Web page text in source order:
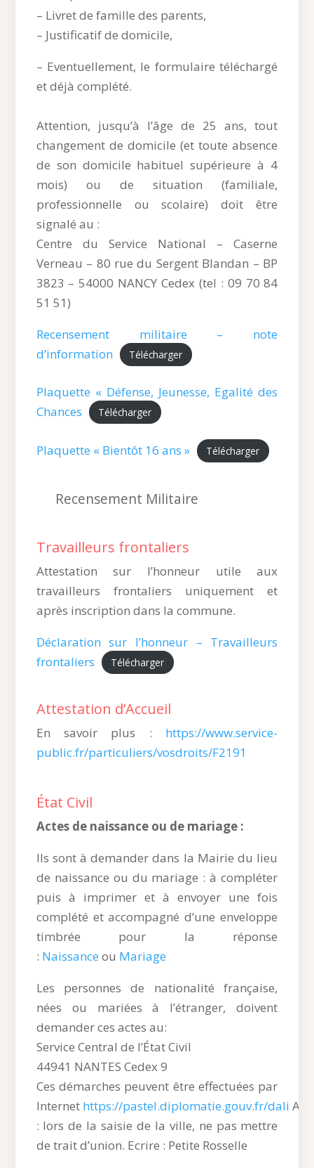
– Livret de famille des parents,
– Justificatif de domicile,
– Eventuellement, le formulaire téléchargé
et déjà complété.
Attention, jusqu’à l’âge de 25 ans, tout
changement de domicile (et toute absence
de son domicile habituel supérieure à 4
mois) ou de situation (familiale,
professionnelle ou scolaire) doit être
signalé au :
Centre du Service National – Caserne
Verneau – 80 rue du Sergent Blandan – BP
3823 – 54000 NANCY Cedex (tel : 09 70 84
51 51)
Recensement militaire – note
d’information
Télécharger
Plaquette « Défense, Jeunesse, Egalité des
Chances
Télécharger
Plaquette « Bientôt 16 ans » Télécharger
Recensement Militaire
Travailleurs frontaliers
Attestation sur l’honneur utile aux
travailleurs frontaliers uniquement et
après inscription dans la commune.
Déclaration sur l’honneur – Travailleurs
frontaliers
Télécharger
Attestation d’Accueil
En savoir plus : https://www.service-
public.fr/particuliers/vosdroits/F2191
État Civil
Actes de naissance ou de mariage :
Ils sont à demander dans la Mairie du lieu
de naissance ou du mariage : à compléter
puis à imprimer et à envoyer une fois
complété et accompagné d’une enveloppe
timbrée pour la réponse
: Naissance ou Mariage
Les personnes de nationalité française,
nées ou mariées à l’étranger, doivent
demander ces actes au:
Service Central de l’État Civil
44941 NANTES Cedex 9
Ces démarches peuvent être effectuées par
Internet https://pastel.diplomatie.gouv.fr/dali
: lors de la saisie de la ville, ne pas mettre
de trait d’union. Ecrire : Petite Rosselle